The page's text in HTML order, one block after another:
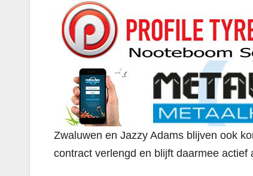
Zwaluwen en Jazzy Adams blijven ook
contract verlengd en blijft daarmee actief